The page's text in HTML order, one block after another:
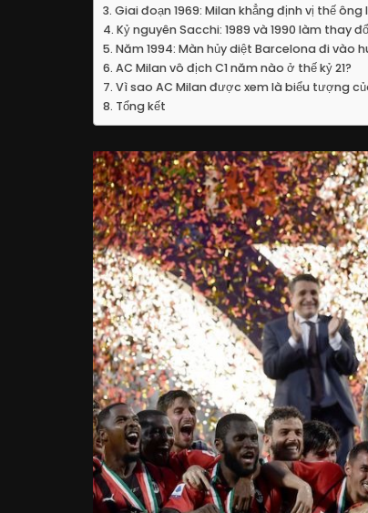
Giai đoạn 1969: Milan khẳng định vị thế ông
Kỷ nguyên Sacchi: 1989 và 1990 làm thay
Năm 1994: Màn hủy diệt Barcelona đi vào
AC Milan vô địch C1 năm nào ở thế kỷ 21?
Vì sao AC Milan được xem là biểu tượng
Tổng kết